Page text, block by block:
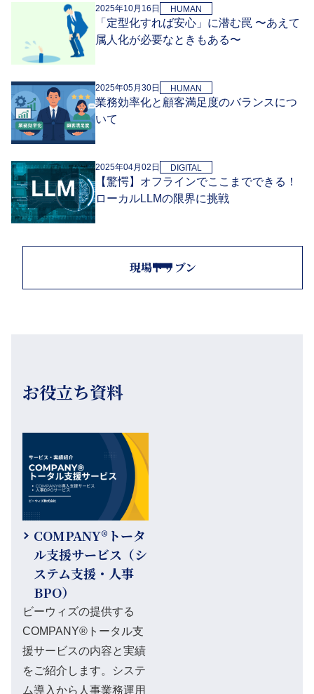
2025年10月16日 HUMAN
「定型化すれば安心」に潜む罠 〜あえて
属人化が必要なときもある〜
2025年05月30日 HUMAN
業務効率化と顧客満足度のバランスにつ
いて
2025年04月02日 DIGITAL
【驚愕】オフラインでここまでできる！
ローカルLLMの限界に挑戦
現場ドリブン
お役立ち資料
COMPANY®トータ
ル支援サービス（シ
ステム支援・人事
BPO）
ビーウィズの提供する
COMPANY®トータル支
援サービスの内容と実績
をご紹介します。システ
ム導入から人事業務運用